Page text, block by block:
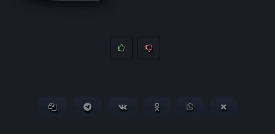
Копировать ссылкуПоделиться в Telegram
Поделиться ВКонтактеПоделиться в
Поделиться в